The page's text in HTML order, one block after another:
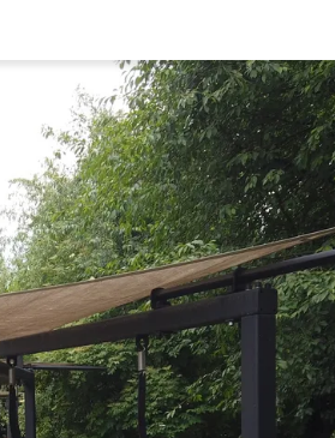
Kraków
Lublin
Szczecin
Kontakt